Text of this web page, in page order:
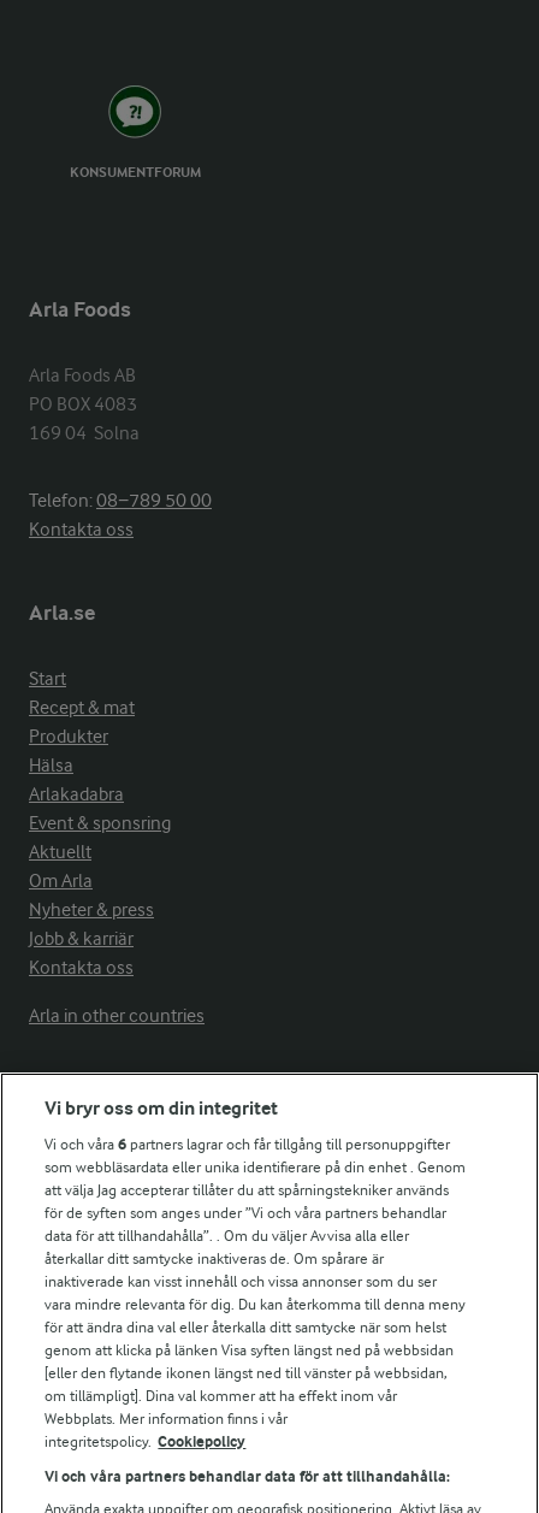
KONSUMENTFORUM
Arla Foods
Arla Foods AB
PO BOX 4083
169 04  Solna
Telefon:08−789 50 00
Kontakta oss
Arla.se
Start
Recept & mat
Produkter
Hälsa
Arlakadabra
Event & sponsring
Aktuellt
Om Arla
Nyheter & press
Jobb & karriär
Kontakta oss
Arla in other countries
Fler Arlasajter
För ägare
Arlas kundportal
Arla.com
Falbygdens Ost
Arla webbshop
Bildbank
Följ oss
Vi bryr oss om din integritet
Vi och våra6 partners lagrar och får tillgång till personuppgifter
som webbläsardata eller unika identifierare på din enhet . Genom
att välja Jag accepterar tillåter du att spårningstekniker används
för de syften som anges under ”Vi och våra partners behandlar
data för att tillhandahålla”. . Om du väljer Avvisa alla eller
återkallar ditt samtycke inaktiveras de. Om spårare är
inaktiverade kan visst innehåll och vissa annonser som du ser
vara mindre relevanta för dig. Du kan återkomma till denna meny
för att ändra dina val eller återkalla ditt samtycke när som helst
genom att klicka på länken Visa syften längst ned på webbsidan
[eller den flytande ikonen längst ned till vänster på webbsidan,
om tillämpligt]. Dina val kommer att ha effekt inom vår
Webbplats. Mer information finns i vår
integritetspolicy. Cookiepolicy
Vi och våra partners behandlar data för att tillhandahålla:
Använda exakta uppgifter om geografisk positionering. Aktivt läsa av